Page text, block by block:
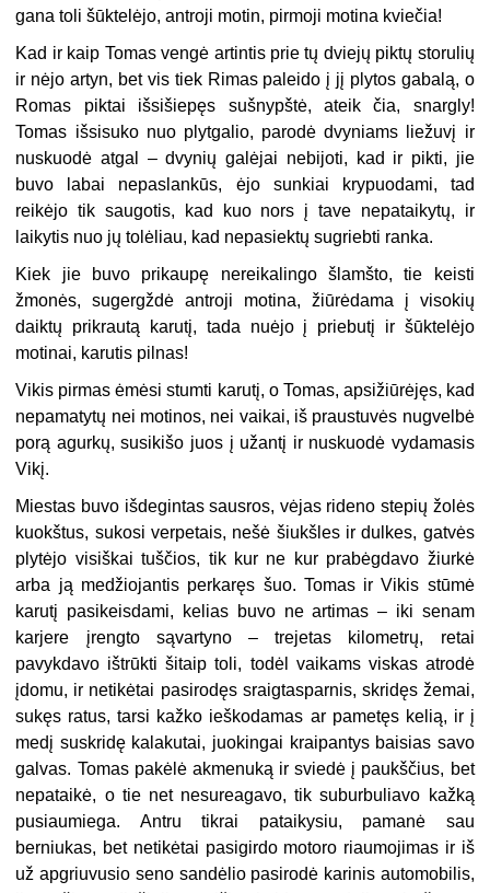
gana toli šūktelėjo, antroji motin, pirmoji motina kviečia!
Kad ir kaip Tomas vengė artintis prie tų dviejų piktų storulių
ir nėjo artyn, bet vis tiek Rimas paleido į jį plytos gabalą, o
Romas piktai išsišiepęs sušnypštė, ateik čia, snargly!
Tomas išsisuko nuo plytgalio, parodė dvyniams liežuvį ir
nuskuodė atgal – dvynių galėjai nebijoti, kad ir pikti, jie
buvo labai nepaslankūs, ėjo sunkiai krypuodami, tad
reikėjo tik saugotis, kad kuo nors į tave nepataikytų, ir
laikytis nuo jų tolėliau, kad nepasiektų sugriebti ranka.
Kiek jie buvo prikaupę nereikalingo šlamšto, tie keisti
žmonės, sugergždė antroji motina, žiūrėdama į visokių
daiktų prikrautą karutį, tada nuėjo į priebutį ir šūktelėjo
motinai, karutis pilnas!
Vikis pirmas ėmėsi stumti karutį, o Tomas, apsižiūrėjęs, kad
nepamatytų nei motinos, nei vaikai, iš praustuvės nugvelbė
porą agurkų, susikišo juos į užantį ir nuskuodė vydamasis
Vikį.
Miestas buvo išdegintas sausros, vėjas rideno stepių žolės
kuokštus, sukosi verpetais, nešė šiukšles ir dulkes, gatvės
plytėjo visiškai tuščios, tik kur ne kur prabėgdavo žiurkė
arba ją medžiojantis perkaręs šuo. Tomas ir Vikis stūmė
karutį pasikeisdami, kelias buvo ne artimas – iki senam
karjere įrengto sąvartyno – trejetas kilometrų, retai
pavykdavo ištrūkti šitaip toli, todėl vaikams viskas atrodė
įdomu, ir netikėtai pasirodęs sraigtasparnis, skridęs žemai,
sukęs ratus, tarsi kažko ieškodamas ar pametęs kelią, ir į
medį suskridę kalakutai, juokingai kraipantys baisias savo
galvas. Tomas pakėlė akmenuką ir sviedė į paukščius, bet
nepataikė, o tie net nesureagavo, tik suburbuliavo kažką
pusiaumiega. Antru tikrai pataikysiu, pamanė sau
berniukas, bet netikėtai pasigirdo motoro riaumojimas ir iš
už apgriuvusio seno sandėlio pasirodė karinis automobilis,